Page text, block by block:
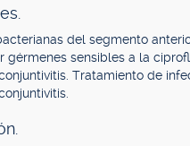
del segmento
gérmenes sensibles a la
Tratamiento de